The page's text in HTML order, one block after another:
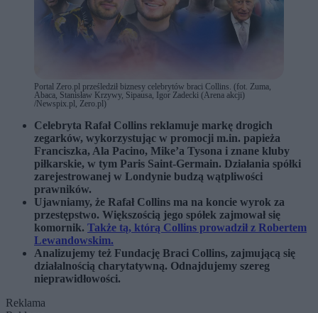
Portal Zero.pl prześledził biznesy celebrytów braci Collins. (fot. Zuma,
Abaca, Stanisław Krzywy, Sipausa, Igor Zadecki (Arena akcji)
/Newspix.pl, Zero.pl)
Celebryta Rafał Collins reklamuje markę drogich
zegarków, wykorzystując w promocji m.in. papieża
Franciszka, Ala Pacino, Mike’a Tysona i znane kluby
piłkarskie, w tym Paris Saint-Germain. Działania spółki
zarejestrowanej w Londynie budzą wątpliwości
prawników.
Ujawniamy, że Rafał Collins ma na koncie wyrok za
przestępstwo. Większością jego spółek zajmował się
komornik. Także tą, którą Collins prowadził z Robertem
Lewandowskim.
Analizujemy też Fundację Braci Collins, zajmującą się
działalnością charytatywną. Odnajdujemy szereg
nieprawidłowości.
Reklama